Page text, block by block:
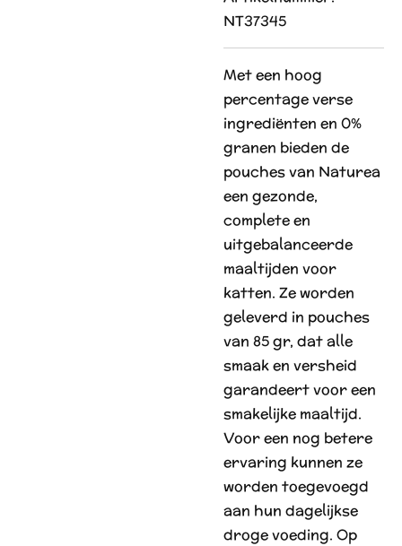
NT37345
Met een hoog
percentage verse
ingrediënten en 0%
granen bieden de
pouches van Naturea
een gezonde,
complete en
uitgebalanceerde
maaltijden voor
katten. Ze worden
geleverd in pouches
van 85 gr, dat alle
smaak en versheid
garandeert voor een
smakelijke maaltijd.
Voor een nog betere
ervaring kunnen ze
worden toegevoegd
aan hun dagelijkse
droge voeding. Op